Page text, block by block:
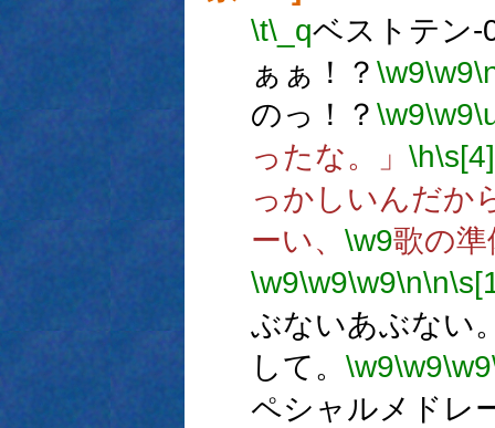
\t\_qベストテン-
ぁぁ！？ \w9\w9
のっ！？ \w9\w9
ったな。」 \h\s[4]
っかしいんだか
ーい、 \w9歌の
\w9\w9\w9\n\n
ぶないあぶない
して。 \w9\w9\w9
ペシャルメドレ